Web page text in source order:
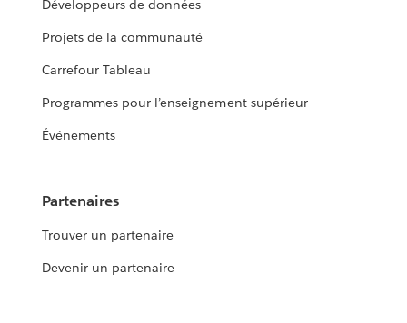
Développeurs de données
Projets de la communauté
Carrefour Tableau
Programmes pour l’enseignement supérieur
Événements
Partenaires
Trouver un partenaire
Devenir un partenaire